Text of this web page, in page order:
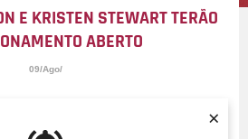
×
E KRISTEN STEWART TERÃO
ABERTO
09/Ago/